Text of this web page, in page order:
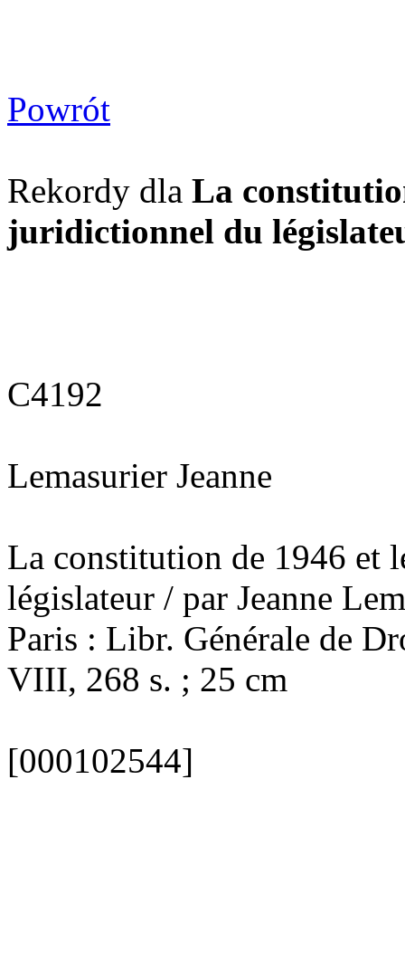
Powrót
Rekordy dla La
juridictionnel du
C4192
Lemasurier Jeanne
La constitution de 1946 et
législateur / par Jeanne
Paris : Libr. Générale de
VIII, 268 s. ; 25 cm
[000102544]